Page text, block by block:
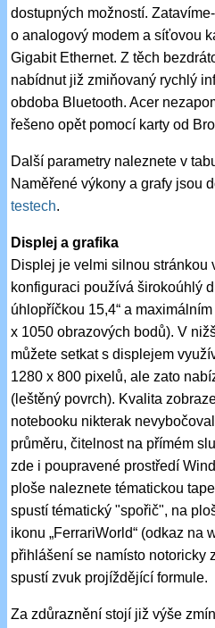
dostupných možností.
o analogový modem a síťovou
Gigabit Ethernet. Z těch
nabídnut již zmiňovaný rychlý
obdoba Bluetooth. Acer
řešeno opět pomocí karty od
Další parametry naleznete v
Naměřené výkony a grafy jsou
testech.
Displej a grafika
Displej je velmi silnou stránkou
konfiguraci používá širokoúhlý
úhlopříčkou 15,4“ a
x 1050 obrazových bodů). V
můžete setkat s displejem
1280 x 800 pixelů, ale zato
(leštěný povrch). Kvalita
notebooku nikterak
průměru, čitelnost na přímém
zde i poupravené prostředí
ploše naleznete tématickou
spustí tématický "spořič", na
ikonu „FerrariWorld“ (odkaz na
přihlášení se namísto notoricky
spustí zvuk projíždějící formule.
Za zdůraznění stojí již výše